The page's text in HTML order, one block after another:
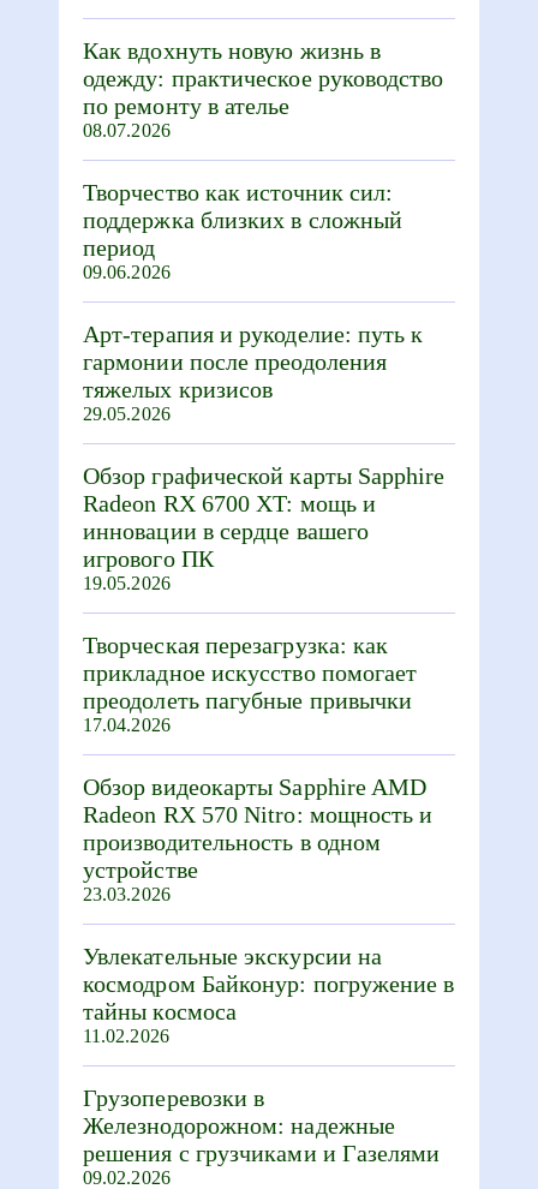
Как вдохнуть новую жизнь в
одежду: практическое руководство
по ремонту в ателье
08.07.2026
Творчество как источник сил:
поддержка близких в сложный
период
09.06.2026
Арт-терапия и рукоделие: путь к
гармонии после преодоления
тяжелых кризисов
29.05.2026
Обзор графической карты Sapphire
Radeon RX 6700 XT: мощь и
инновации в сердце вашего
игрового ПК
19.05.2026
Творческая перезагрузка: как
прикладное искусство помогает
преодолеть пагубные привычки
17.04.2026
Обзор видеокарты Sapphire AMD
Radeon RX 570 Nitro: мощность и
производительность в одном
устройстве
23.03.2026
Увлекательные экскурсии на
космодром Байконур: погружение в
тайны космоса
11.02.2026
Грузоперевозки в
Железнодорожном: надежные
решения с грузчиками и Газелями
09.02.2026